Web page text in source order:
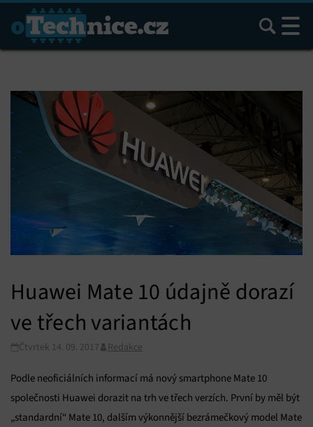
Hledat
Huawei Mate 10 údajně dorazí
ve třech variantách
Čtvrtek 14. 09. 2017 Redakce
Podle neoficiálních informací má nový smartphone Mate 10
společnosti Huawei dorazit na trh ve třech verzích. První by měl být
„standardní“ Mate 10, dalším výkonnější bezrámečkový model Mate